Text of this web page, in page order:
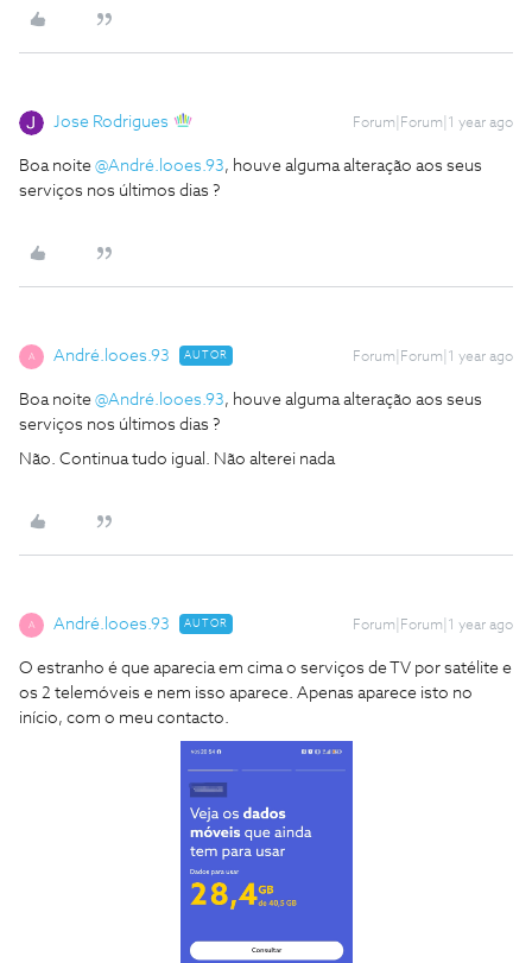
Jose Rodrigues Forum|Forum|1 year ago
Boa noite @André.looes.93, houve alguma alteração aos seus
serviços nos últimos dias ?
A André.looes.93 AUTOR Forum|Forum|1 year ago
Boa noite @André.looes.93, houve alguma alteração aos seus
serviços nos últimos dias ?
Não. Continua tudo igual. Não alterei nada
A André.looes.93 AUTOR Forum|Forum|1 year ago
O estranho é que aparecia em cima o serviços de TV por satélite e
os 2 telemóveis e nem isso aparece. Apenas aparece isto no
início, com o meu contacto.